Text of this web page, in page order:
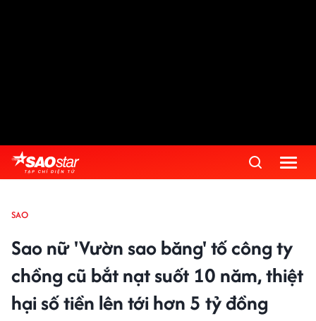
SAO
Sao nữ 'Vườn sao băng' tố công ty
chồng cũ bắt nạt suốt 10 năm, thiệt
hại số tiền lên tới hơn 5 tỷ đồng